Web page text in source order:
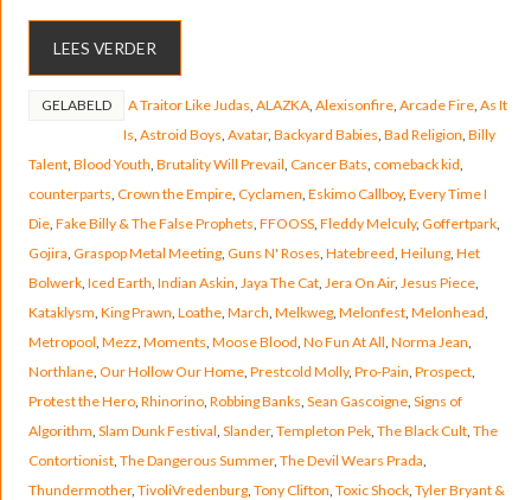
LEES VERDER
GELABELD A Traitor Like Judas ALAZKA, Alexisonfire, Arcade Fire, As It
Is Astroid Boys Avatar, Backyard Babies Bad Religion Billy
Talent, Blood Youth Brutality Will Prevail Cancer Bats comeback kid
counterparts Crown the Empire, Cyclamen Eskimo Callboy, Every Time I
Die, Fake Billy & The False Prophets FFOOSS, Fleddy Melculy, Goffertpark,
Gojira Graspop Metal Meeting, Guns N' Roses Hatebreed Heilung, Het
Bolwerk, Iced Earth Indian Askin Jaya The Cat, Jera On Air, Jesus Piece,
Kataklysm King Prawn Loathe, March Melkweg, Melonfest, Melonhead
Metropool Mezz Moments Moose Blood No Fun At All Norma Jean
Northlane, Our Hollow Our Home, Prestcold Molly, Pro-Pain Prospect,
Protest the Hero, Rhinorino, Robbing Banks Sean Gascoigne, Signs of
Algorithm Slam Dunk Festival Slander, Templeton Pek, The Black Cult, The
Contortionist, The Dangerous Summer, The Devil Wears Prada
Thundermother, TivoliVredenburg, Tony Clifton Toxic Shock, Tyler Bryant &